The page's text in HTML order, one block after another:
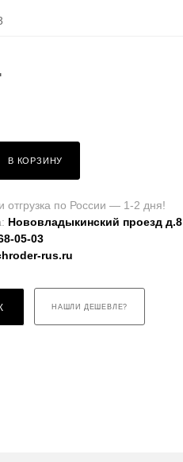
В КОРЗИНУ
отгрузка по России — 1-2 дня!
Нововладыкинский проезд д.8
05-03
rus.ru
НАШЛИ ДЕШЕВЛЕ?